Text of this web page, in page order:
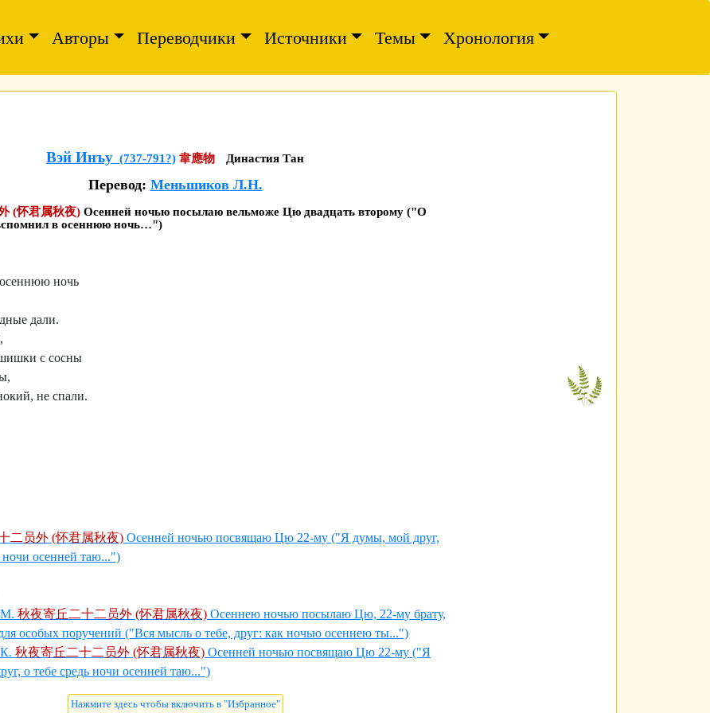
Авторы Переводчики Источники Темы Хронология
Вэй Инъу (737-791?) 韋應物 Династия Тан
Перевод: Меньшиков Л.Н.
(怀君属秋夜) Осенней ночью посылаю вельможе Цю двадцать второму ("О
в осеннюю ночь…")
ночь
дали.
с сосны
не спали.
二员外 (怀君属秋夜) Осенней ночью посвящаю Цю 22-му ("Я думы, мой друг,
ночи осенней таю...")
秋夜寄丘二十二员外 (怀君属秋夜) Осеннею ночью посылаю Цю, 22-му брату,
особых поручений ("Вся мысль о тебе, друг: как ночью осеннею ты...")
秋夜寄丘二十二员外 (怀君属秋夜) Осенней ночью посвящаю Цю 22-му ("Я
о тебе средь ночи осенней таю...")